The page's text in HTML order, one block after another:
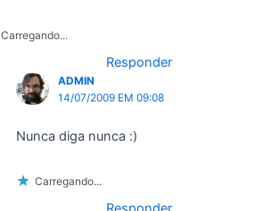
Carregando...
Responder
ADMIN
14/07/2009 EM 09:08
Nunca diga nunca :)
Carregando...